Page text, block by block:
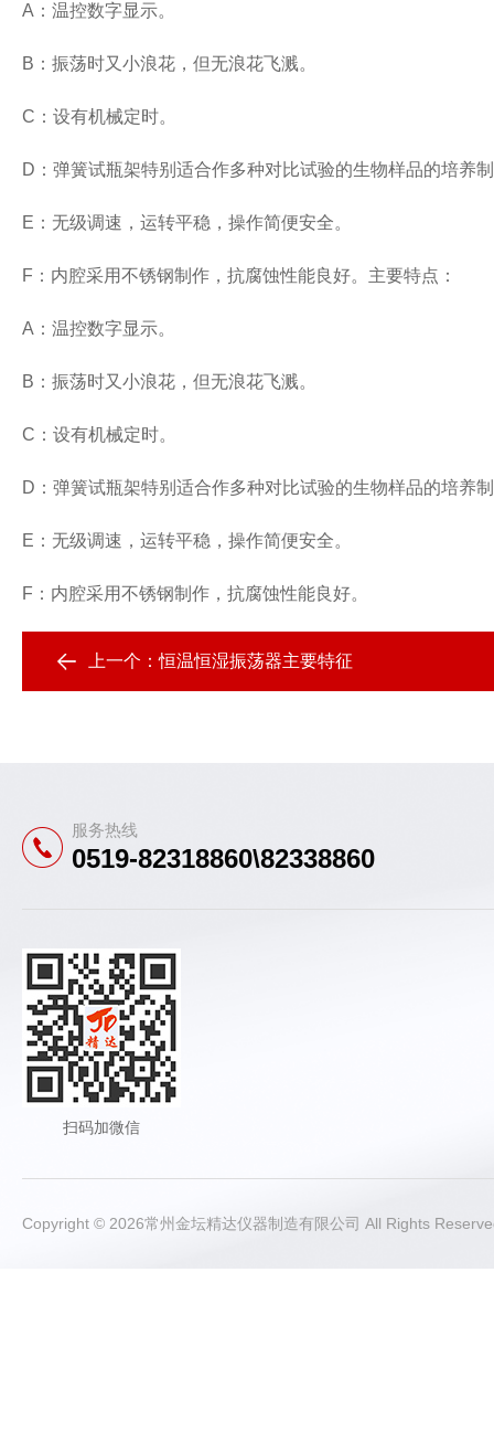
A：温控数字显示。
B：振荡时又小浪花，但无浪花飞溅。
C：设有机械定时。
D：弹簧试瓶架特别适合作多种对比试验的生物样品的培养
E：无级调速，运转平稳，操作简便安全。
F：内腔采用不锈钢制作，抗腐蚀性能良好。主要特点：
A：温控数字显示。
B：振荡时又小浪花，但无浪花飞溅。
C：设有机械定时。
D：弹簧试瓶架特别适合作多种对比试验的生物样品的培养
E：无级调速，运转平稳，操作简便安全。
F：内腔采用不锈钢制作，抗腐蚀性能良好。
上一个：恒温恒湿振荡器主要特征
服务热线
0519-82318860\82338860
扫码加微信
Copyright © 2026常州金坛精达仪器制造有限公司 All Rights